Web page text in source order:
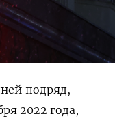
подряд,
2022 года,